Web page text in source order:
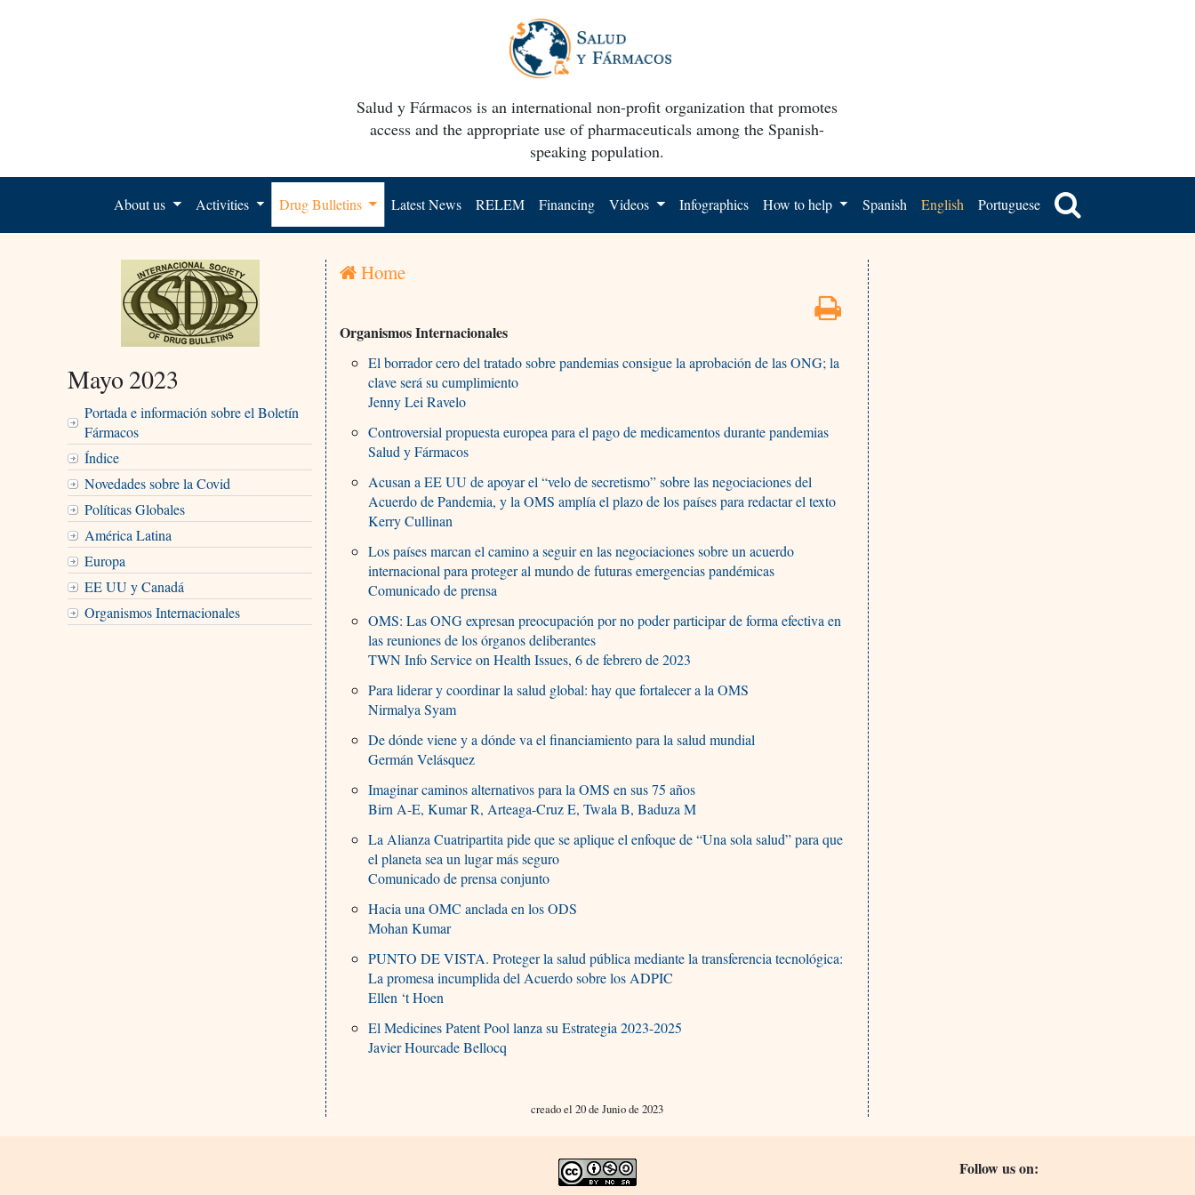
Salud y Fármacos is an international non-profit organization that promotes
access and the appropriate use of pharmaceuticals among the Spanish-
speaking population.
About us Activities Drug Bulletins Latest News RELEM Financing Videos Infographics How to help Spanish English Portuguese
Mayo 2023
Portada e información sobre el Boletín
Fármacos
Índice
Novedades sobre la Covid
Políticas Globales
América Latina
Europa
EE UU y Canadá
Organismos Internacionales
Home
Organismos Internacionales
El borrador cero del tratado sobre pandemias consigue la aprobación de las ONG; la
clave será su cumplimiento
Jenny Lei Ravelo
Controversial propuesta europea para el pago de medicamentos durante pandemias
Salud y Fármacos
Acusan a EE UU de apoyar el “velo de secretismo” sobre las negociaciones del
Acuerdo de Pandemia, y la OMS amplía el plazo de los países para redactar el texto
Kerry Cullinan
Los países marcan el camino a seguir en las negociaciones sobre un acuerdo
internacional para proteger al mundo de futuras emergencias pandémicas
Comunicado de prensa
OMS: Las ONG expresan preocupación por no poder participar de forma efectiva en
las reuniones de los órganos deliberantes
TWN Info Service on Health Issues, 6 de febrero de 2023
Para liderar y coordinar la salud global: hay que fortalecer a la OMS
Nirmalya Syam
De dónde viene y a dónde va el financiamiento para la salud mundial
Germán Velásquez
Imaginar caminos alternativos para la OMS en sus 75 años
Birn A-E, Kumar R, Arteaga-Cruz E, Twala B, Baduza M
La Alianza Cuatripartita pide que se aplique el enfoque de “Una sola salud” para que
el planeta sea un lugar más seguro
Comunicado de prensa conjunto
Hacia una OMC anclada en los ODS
Mohan Kumar
PUNTO DE VISTA. Proteger la salud pública mediante la transferencia tecnológica:
La promesa incumplida del Acuerdo sobre los ADPIC
Ellen ‘t Hoen
El Medicines Patent Pool lanza su Estrategia 2023-2025
Javier Hourcade Bellocq
creado el 20 de Junio de 2023
Follow us on: